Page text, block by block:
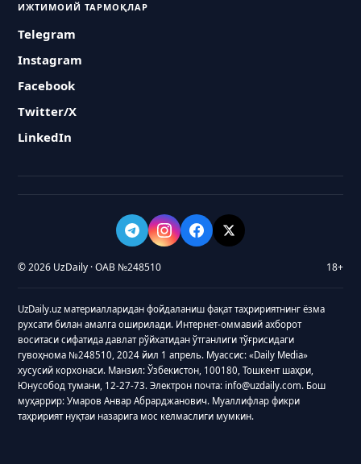
ИЖТИМОИЙ ТАРМОҚЛАР
Telegram
Instagram
Facebook
Twitter/X
LinkedIn
© 2026 UzDaily · ОАВ №248510 18+
UzDaily.uz материалларидан фойдаланиш фақат таҳририятнинг ёзма
рухсати билан амалга оширилади. Интернет-оммавий ахборот
воситаси сифатида давлат рўйхатидан ўтганлиги тўғрисидаги
гувоҳнома №248510, 2024 йил 1 апрель. Муассис: «Daily Media»
хусусий корхонаси. Манзил: Ўзбекистон, 100180, Тошкент шаҳри,
Юнусобод тумани, 12-27-73. Электрон почта: info@uzdaily.com. Бош
муҳаррир: Умаров Анвар Абрарджанович. Муаллифлар фикри
таҳририят нуқтаи назарига мос келмаслиги мумкин.